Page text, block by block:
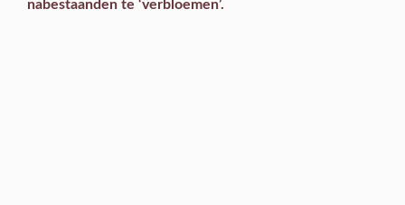
nabestaanden te ‘verbloemen’.